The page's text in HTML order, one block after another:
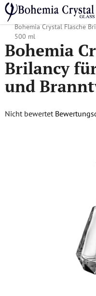
Zum
Inhalt
springen
Startseite
/ Karaffen
Bohemia Crystal Flasche
500 ml
Bohemia
Brilancy
und
Die
Nicht bewertet